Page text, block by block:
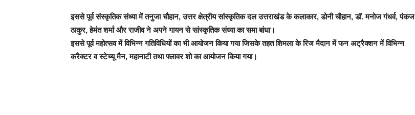
इससे पूर्व संस्कृतिक संध्या में तनुजा चौहान, उत्तर क्षेत्रीय सांस्कृतिक दल उत्तराखंड के कलाकार, डोनी चौहान, डॉ. मनोज गंधर्व, पंकज
ठाकुर, हेमंत शर्मा और राजीव ने अपने गायन से सांस्कृतिक संध्या का समा बांधा।
इससे पूर्व महोत्सव में विभिन्न गतिविधियों का भी आयोजन किया गया जिसके तहत शिमला के रिज मैदान में फन अट्रैक्शन में विभिन्न
करैक्टर व स्टेच्यू मैन, महानाटी तथा फ्लावर शो का आयोजन किया गया।